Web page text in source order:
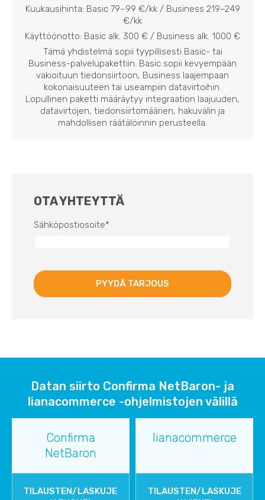
Kuukausihinta: Basic 79–99 €/kk / Business 219–249
€/kk
Käyttöönotto: Basic alk. 300 € / Business alk. 1000 €
Tämä yhdistelmä sopii tyypillisesti Basic- tai
Business-palvelupakettiin. Basic sopii kevyempään
vakioituun tiedonsiirtoon, Business laajempaan
kokonaisuuteen tai useampiin datavirtoihin.
Lopullinen paketti määräytyy integraation laajuuden,
datavirtojen, tiedonsiirtomäärien, hakuvälin ja
mahdollisen räätälöinnin perusteella.
OTA YHTEYTTÄ
Sähköpostiosoite*
Datan siirto Confirma NetBaron- ja
lianacommerce -ohjelmistojen välillä
Confirma
NetBaron
lianacommerce
TILAUSTEN/LASKUJE
TILAUSTEN/LASKUJE